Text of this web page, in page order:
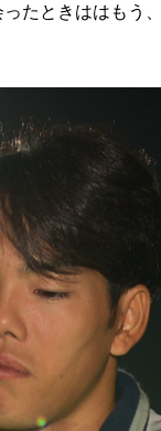
たときははもう